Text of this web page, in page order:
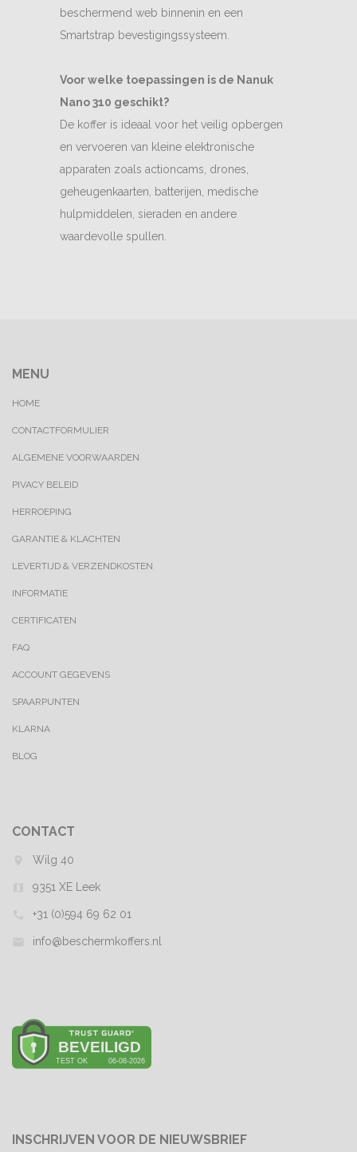
beschermend web binnenin en een
Smartstrap bevestigingssysteem.
Voor welke toepassingen is de Nanuk
Nano 310 geschikt?
De koffer is ideaal voor het veilig opbergen
en vervoeren van kleine elektronische
apparaten zoals actioncams, drones,
geheugenkaarten, batterijen, medische
hulpmiddelen, sieraden en andere
waardevolle spullen.
MENU
HOME
CONTACTFORMULIER
ALGEMENE VOORWAARDEN
PIVACY BELEID
HERROEPING
GARANTIE & KLACHTEN
LEVERTIJD & VERZENDKOSTEN
INFORMATIE
CERTIFICATEN
FAQ
ACCOUNT GEGEVENS
SPAARPUNTEN
KLARNA
BLOG
CONTACT
Wilg 40
9351 XE Leek
+31 (0)594 69 62 01
info@beschermkoffers.nl
INSCHRIJVEN VOOR DE NIEUWSBRIEF